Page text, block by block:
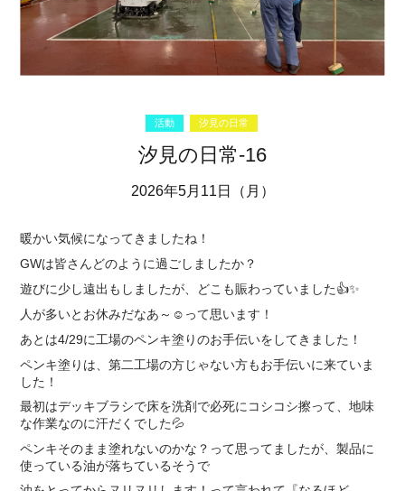
活動 汐見の日常
汐見の日常-16
2026年5月11日（月）
暖かい気候になってきましたね！
GWは皆さんどのように過ごしましたか？
遊びに少し遠出もしましたが、どこも賑わっていました👍✨
人が多いとお休みだなあ～☺️って思います！
あとは4/29に工場のペンキ塗りのお手伝いをしてきました！
ペンキ塗りは、第二工場の方じゃない方もお手伝いに来ていま
した！
最初はデッキブラシで床を洗剤で必死にコシコシ擦って、地味
な作業なのに汗だくでした💦
ペンキそのまま塗れないのかな？って思ってましたが、製品に
使っている油が落ちているそうで